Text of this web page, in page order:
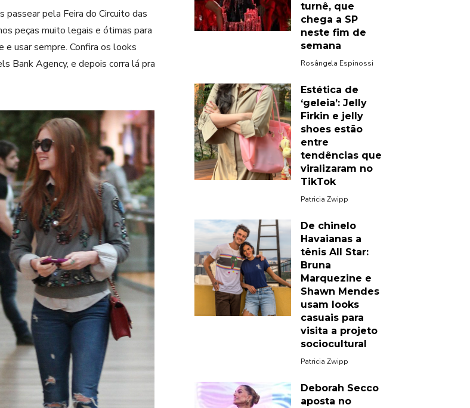
passear pela Feira do Circuito das
peças muito legais e ótimas para
e usar sempre. Confira os looks
Bank Agency, e depois corra lá pra
turnê, que
chega a SP
neste fim de
semana
Rosângela Espinossi
Estética de
‘geleia’: Jelly
Firkin e jelly
shoes estão
entre
tendências que
viralizaram no
TikTok
Patricia Zwipp
De chinelo
Havaianas a
tênis All Star:
Bruna
Marquezine e
Shawn Mendes
usam looks
casuais para
visita a projeto
sociocultural
Patricia Zwipp
Deborah Secco
aposta no